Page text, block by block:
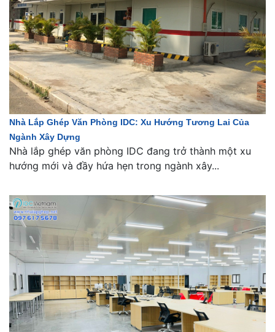
Nhà Lắp Ghép Văn Phòng IDC: Xu Hướng Tương Lai Của
Ngành Xây Dựng
Nhà lắp ghép văn phòng IDC đang trở thành một xu
hướng mới và đầy hứa hẹn trong ngành xây...